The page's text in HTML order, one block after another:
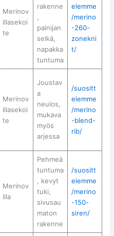
Merinov
illasekoi
te
rakenne
painijan
selkä,
napakka
tuntuma
elemme
/merino
-260-
zonekni
t/
Merinov
illasekoi
te
Joustav
a
neulos,
mukava
myös
arjessa
/suositt
elemme
/merino
-blend-
rib/
Merinov
illa
Pehmeä
tuntuma
, kevyt
tuki,
sivusau
maton
rakenne
/suositt
elemme
/merino
-150-
siren/